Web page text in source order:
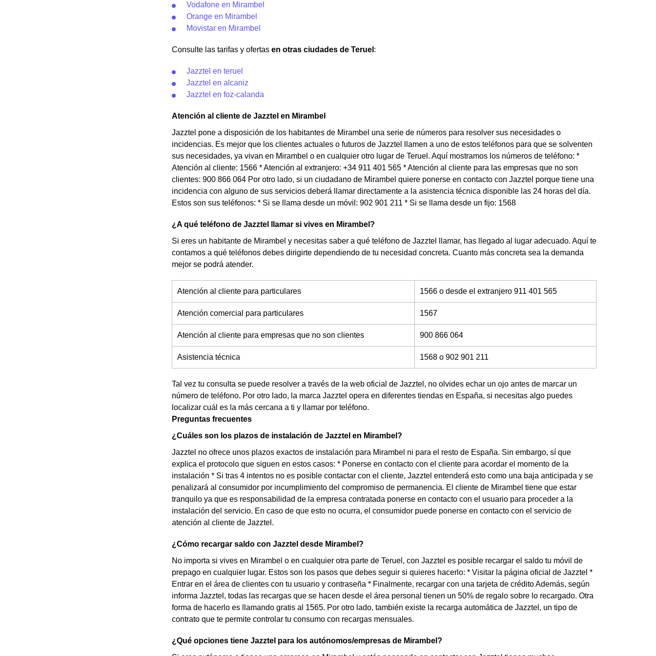
Vodafone en Mirambel
Orange en Mirambel
Movistar en Mirambel
Consulte las tarifas y ofertas en otras ciudades de Teruel :
Jazztel en teruel
Jazztel en alcaniz
Jazztel en foz-calanda
Atención al cliente de Jazztel en Mirambel
Jazztel pone a disposición de los habitantes de Mirambel una serie de números para resolver sus necesidades o
incidencias. Es mejor que los clientes actuales o futuros de Jazztel llamen a uno de estos teléfonos para que se solventen
sus necesidades, ya vivan en Mirambel o en cualquier otro lugar de Teruel. Aquí mostramos los números de teléfono: *
Atención al cliente: 1566 * Atención al extranjero: +34 911 401 565 * Atención al cliente para las empresas que no son
clientes: 900 866 064 Por otro lado, si un ciudadano de Mirambel quiere ponerse en contacto con Jazztel porque tiene una
incidencia con alguno de sus servicios deberá llamar directamente a la asistencia técnica disponible las 24 horas del día.
Estos son sus teléfonos: * Si se llama desde un móvil: 902 901 211 * Si se llama desde un fijo: 1568
¿A qué teléfono de Jazztel llamar si vives en Mirambel?
Si eres un habitante de Mirambel y necesitas saber a qué teléfono de Jazztel llamar, has llegado al lugar adecuado. Aquí te
contamos a qué teléfonos debes dirigirte dependiendo de tu necesidad concreta. Cuanto más concreta sea la demanda
mejor se podrá atender.
Atención al cliente para particulares 1566 o desde el extranjero 911 401 565
Atención comercial para particulares 1567
Atención al cliente para empresas que no son clientes 900 866 064
Asistencia técnica 1568 o 902 901 211
Tal vez tu consulta se puede resolver a través de la web oficial de Jazztel, no olvides echar un ojo antes de marcar un
número de teléfono. Por otro lado, la marca Jazztel opera en diferentes tiendas en España, si necesitas algo puedes
localizar cuál es la más cercana a ti y llamar por teléfono.
Preguntas frecuentes
¿Cuáles son los plazos de instalación de Jazztel en Mirambel?
Jazztel no ofrece unos plazos exactos de instalación para Mirambel ni para el resto de España. Sin embargo, sí que
explica el protocolo que siguen en estos casos: * Ponerse en contacto con el cliente para acordar el momento de la
instalación * Si tras 4 intentos no es posible contactar con el cliente, Jazztel entenderá esto como una baja anticipada y se
penalizará al consumidor por incumplimiento del compromiso de permanencia. El cliente de Mirambel tiene que estar
tranquilo ya que es responsabilidad de la empresa contratada ponerse en contacto con el usuario para proceder a la
instalación del servicio. En caso de que esto no ocurra, el consumidor puede ponerse en contacto con el servicio de
atención al cliente de Jazztel.
¿Cómo recargar saldo con Jazztel desde Mirambel?
No importa si vives en Mirambel o en cualquier otra parte de Teruel, con Jazztel es posible recargar el saldo tu móvil de
prepago en cualquier lugar. Estos son los pasos que debes seguir si quieres hacerlo: * Visitar la página oficial de Jazztel *
Entrar en el área de clientes con tu usuario y contraseña * Finalmente, recargar con una tarjeta de crédito Además, según
informa Jazztel, todas las recargas que se hacen desde el área personal tienen un 50% de regalo sobre lo recargado. Otra
forma de hacerlo es llamando gratis al 1565. Por otro lado, también existe la recarga automática de Jazztel, un tipo de
contrato que te permite controlar tu consumo con recargas mensuales.
¿Qué opciones tiene Jazztel para los autónomos/empresas de Mirambel?